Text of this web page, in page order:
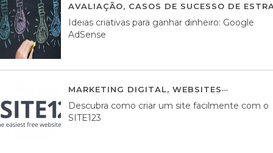
AVALIAÇÃO, CASOS DE SUCESSO DE
Ideias criativas para ganhar dinheiro: Google
AdSense
MARKETING DIGITAL, WEBSITES
Descubra como criar um site facilmente com o
SITE123